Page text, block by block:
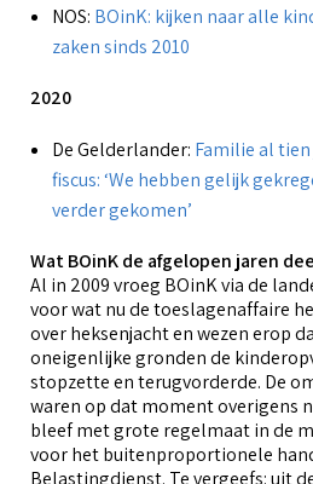
NOS: BOinK: kijken naar alle
zaken sinds 2010
2020
De Gelderlander: Familie al
fiscus: ‘We hebben gelijk
verder gekomen’
Wat BOinK de afgelopen jaren
Al in 2009 vroeg BOinK via de
voor wat nu de toeslagenaffaire
over heksenjacht en wezen erop
oneigenlijke gronden de
stopzette en terugvorderde. De
waren op dat moment overigens
bleef met grote regelmaat in de
voor het buitenproportionele